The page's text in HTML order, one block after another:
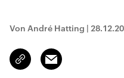
Von André Hatting |
Link
kopieren/teilen
Email